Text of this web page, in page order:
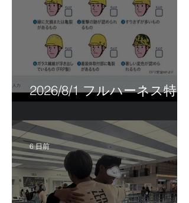
2026/8/1 フルハーネス特別
6 日前